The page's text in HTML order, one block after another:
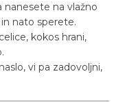
nanesete na vlažno
nato sperete.
kokos hrani,
vi pa zadovoljni,